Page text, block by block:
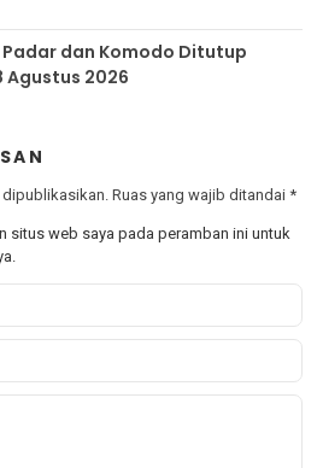
dan Komodo Ditutup
Agustus 2026
Ruas yang wajib ditandai *
situs web saya pada peramban ini untuk